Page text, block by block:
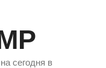
сегодня в